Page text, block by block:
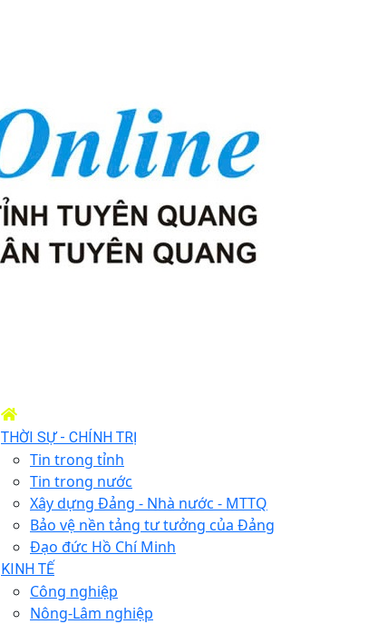
THỜI SỰ - CHÍNH TRỊ
Tin trong tỉnh
Tin trong nước
Xây dựng Đảng - Nhà nước - MTTQ
Bảo vệ nền tảng tư tưởng của Đảng
Đạo đức Hồ Chí Minh
KINH TẾ
Công nghiệp
Nông-Lâm nghiệp